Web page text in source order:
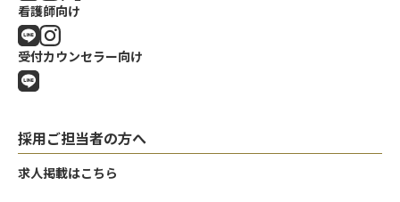
看護師向け
受付カウンセラー向け
採用ご担当者の方へ
求人掲載はこちら